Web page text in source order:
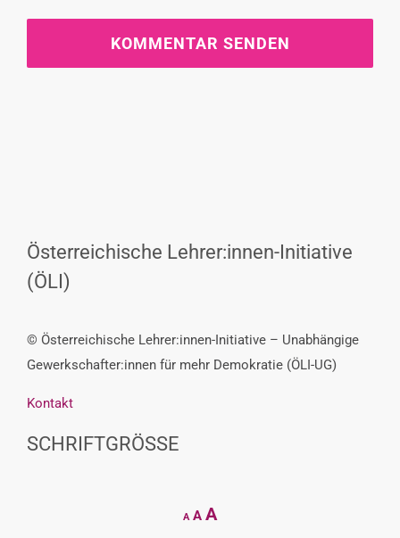
Österreichische Lehrer:innen-Initiative
(ÖLI)
© Österreichische Lehrer:innen-Initiative – Unabhängige
Gewerkschafter:innen für mehr Demokratie (ÖLI-UG)
Kontakt
SCHRIFTGRÖSSE
A
Decrease
font
A Reset
AIncrease